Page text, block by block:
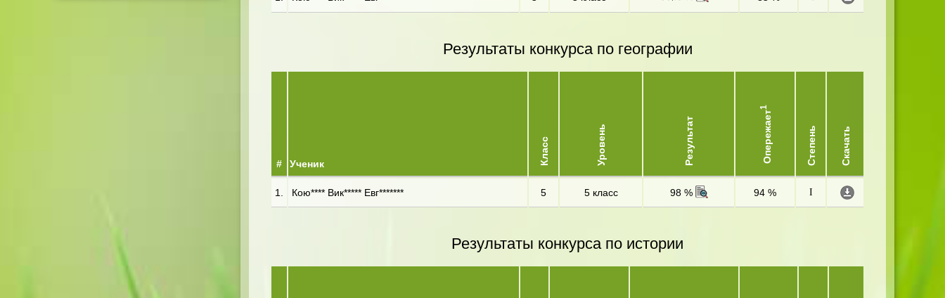
Результаты конкурса по географии
# Ученик Класс Уровень Результат Опережает
1
Степень Скачать
1. Кою**** Вик***** Евг******* 5 5 класс 98 % 94 % I
Результаты конкурса по истории